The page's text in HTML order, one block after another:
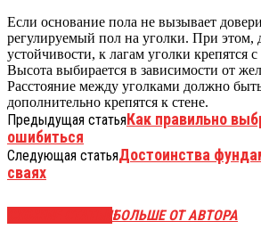
Если основание пола не вызывает
регулируемый пол на уголки. При этом,
устойчивости, к лагам уголки крепятся
Высота выбирается в зависимости от
Расстояние между уголками должно
дополнительно крепятся к стене.
Предыдущая статьяКак правильно
ошибиться
Следующая статьяДостоинства
сваях
БОЛЬШЕ ОТ АВТОРА